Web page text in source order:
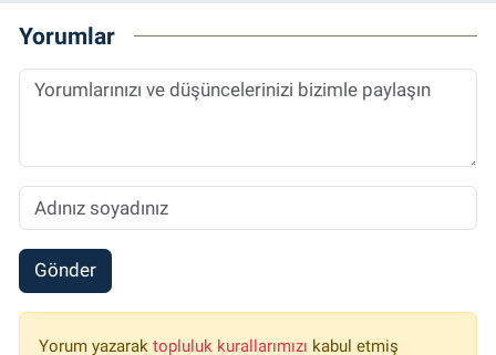
Yorumlar
Gönder
Yorum yazarak topluluk kurallarımızı kabul etmiş